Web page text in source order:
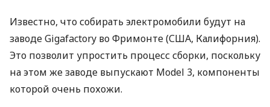
Известно, что собирать электромобили будут на
заводе Gigafactory во Фримонте (США, Калифорния).
Это позволит упростить процесс сборки, поскольку
на этом же заводе выпускают Model 3, компоненты
которой очень похожи.